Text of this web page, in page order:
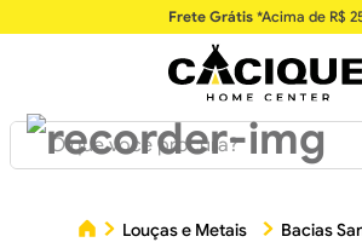
Frete Grátis*Acima de R$
O que você procura?
Louças e Metais Bacias